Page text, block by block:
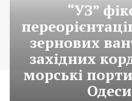
“УЗ”
зернових
західних
морські
Одеси